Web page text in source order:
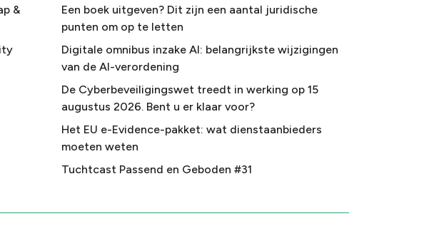
&
Een boek uitgeven? Dit zijn een aantal juridische
punten om op te letten
Digitale omnibus inzake AI: belangrijkste wijzigingen
van de AI-verordening
De Cyberbeveiligingswet treedt in werking op 15
augustus 2026. Bent u er klaar voor?
Het EU e-Evidence-pakket: wat dienstaanbieders
moeten weten
Tuchtcast Passend en Geboden #31